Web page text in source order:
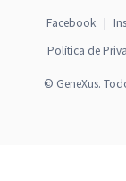
Facebook |
Política de
© GeneXus.